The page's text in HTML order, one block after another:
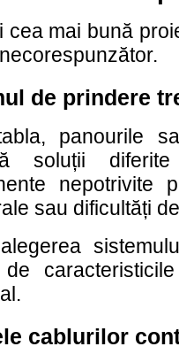
cea mai bună
de prindere
panourile
soluții
nepotrivite
sau dificultăți
de
cablurilor